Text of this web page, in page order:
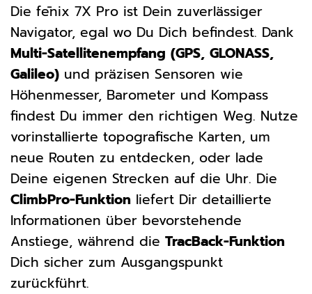
Die fēnix 7X Pro ist Dein zuverlässiger
Navigator, egal wo Du Dich befindest. Dank
Multi-Satellitenempfang (GPS, GLONASS,
Galileo) und präzisen Sensoren wie
Höhenmesser, Barometer und Kompass
findest Du immer den richtigen Weg. Nutze
vorinstallierte topografische Karten, um
neue Routen zu entdecken, oder lade
Deine eigenen Strecken auf die Uhr. Die
ClimbPro-Funktion liefert Dir detaillierte
Informationen über bevorstehende
Anstiege, während die TracBack-Funktion
Dich sicher zum Ausgangspunkt
zurückführt.